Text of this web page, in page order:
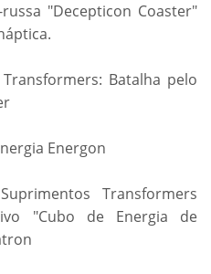
"Decepticon Coaster"
Batalha pelo
Energon
Transformers
"Cubo de Energia de